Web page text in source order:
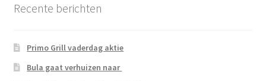
Recente berichten
Primo Grill vaderdag aktie
Bula gaat verhuizen naar